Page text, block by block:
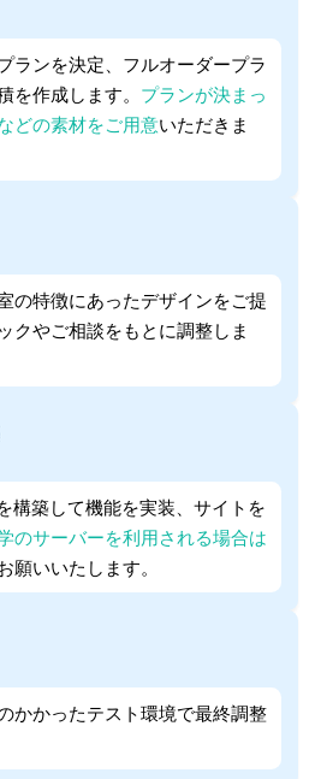
ランを決定、フルオーダープラ
を作成します。 プランが決まっ
どの素材をご用意いただきま
の特徴にあったデザインをご提
クやご相談をもとに調整しま
構築して機能を実装、サイトを
のサーバーを利用される場合は
願いいたします。
かかったテスト環境で最終調整